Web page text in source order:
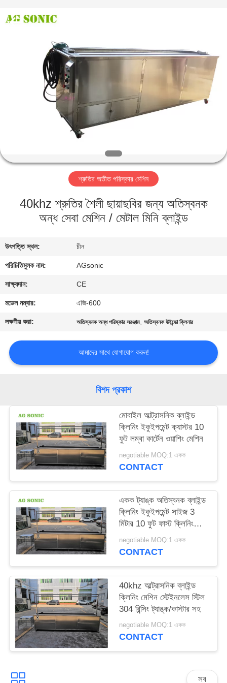
আমাদের
মান
নিয়ন্ত্রণ
যোগাযোগ
খবর
জন্য
আবেদন
সাইট
ম্যাপ
PRIVACY
POLICY
Technology
limited.
শ্রুতির অতীত পরিস্কার মেশিন
40khz শ্রুতির শৈলী ছায়াছবির জন্য অতিস্বনক
অন্ধ সেবা মেশিন / মেটাল মিনি ব্লাইন্ড
উৎপত্তি স্থল: চীন
পরিচিতিমুলক নাম: AGsonic
সাক্ষ্যদান: CE
মডেল নম্বার: এজি-600
লক্ষণীয় করা: অতিস্বনক অন্ধ পরিষ্কার সরঞ্জাম,অতিস্বনক উইন্ডো ক্লিনার
আমাদের সাথে যোগাযোগ করুন!
বিশদ প্রকাশ
মোবাইল আল্ট্রাসনিক ব্লাইন্ড
ক্লিনিং ইকুইপমেন্ট ক্যাস্টর 10
ফুট লম্বা কার্টেন ওয়াশিং মেশিন
negotiable MOQ:1 একক
CONTACT
একক ট্যাঙ্ক অতিস্বনক ব্লাইন্ড
ক্লিনিং ইকুইপমেন্ট সাইজ 3
মিটার 10 ফুট ফাস্ট ক্লিনিং
negotiable MOQ:1 একক
CONTACT
40khz আল্ট্রাসনিক ব্লাইন্ড
ক্লিনিং মেশিন স্টেইনলেস স্টিল
304 রিন্সিং ট্যাঙ্ক/কাস্টার সহ
negotiable MOQ:1 একক
CONTACT
সব